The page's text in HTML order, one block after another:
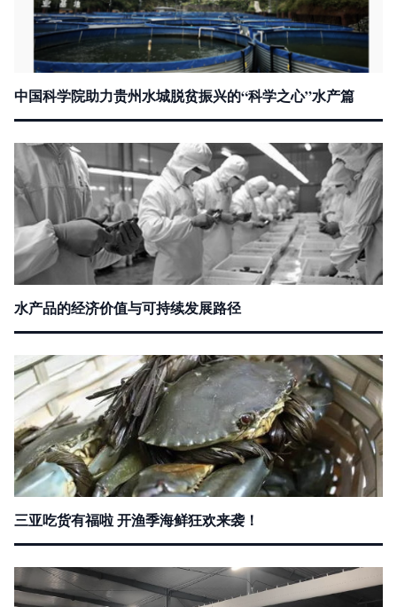
中国科学院助力贵州水城脱贫振兴的“科学之心”水产篇
水产品的经济价值与可持续发展路径
三亚吃货有福啦 开渔季海鲜狂欢来袭！